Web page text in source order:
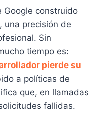
Google construido
una precisión de
Sin
tiempo es:
pierde su
a políticas de
que, en llamadas
fallidas.